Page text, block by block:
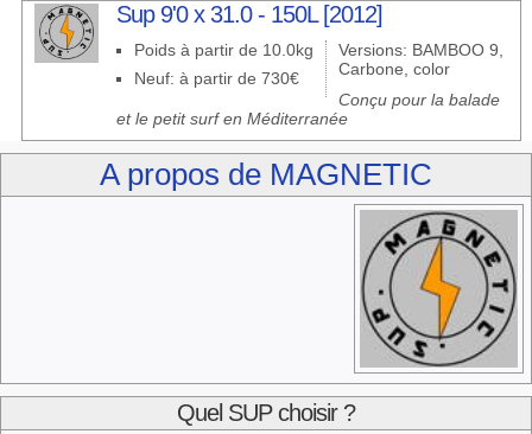
Sup 9'0 x 31.0 - 150L [2012]
Poids à partir de 10.0kg
Neuf: à partir de 730€
Versions: BAMBOO 9,
Carbone, color
Conçu pour la balade
et le petit surf en Méditerranée
A propos de MAGNETIC
Quel SUP choisir ?